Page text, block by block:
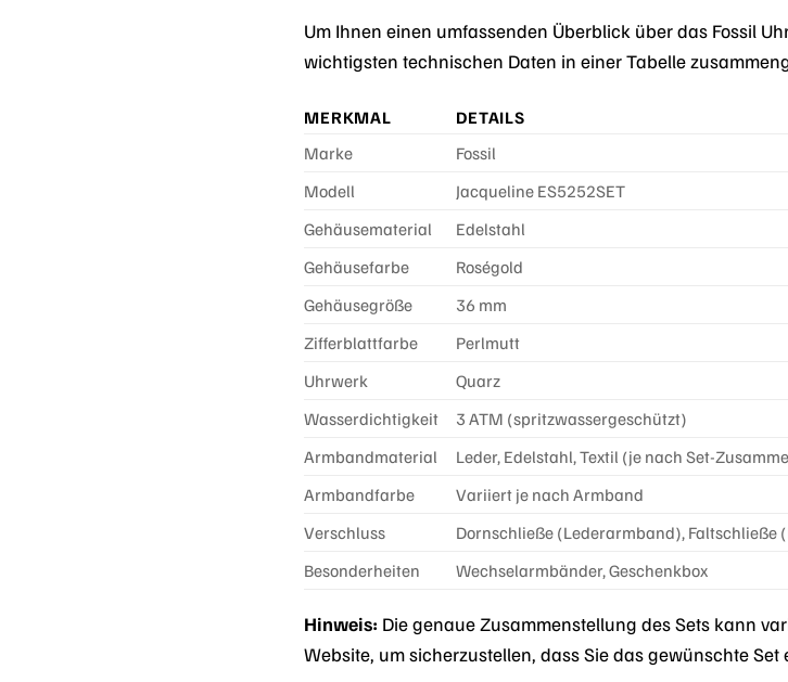
Um Ihnen einen umfassenden Überblick über das Fossil
wichtigsten technischen Daten in einer Tabelle
MERKMAL
DETAILS
Marke
Fossil
Modell
Jacqueline ES5252SET
Gehäusematerial
Edelstahl
Gehäusefarbe
Roségold
Gehäusegröße
36 mm
Zifferblattfarbe
Perlmutt
Uhrwerk
Quarz
Wasserdichtigkeit
3 ATM (spritzwassergeschützt)
Armbandmaterial
Leder, Edelstahl, Textil (je nach Set-
Armbandfarbe
Variiert je nach Armband
Verschluss
Dornschließe (Lederarmband), Faltschließe
Besonderheiten
Wechselarmbänder, Geschenkbox
Hinweis: Die genaue Zusammenstellung des Sets kann
Website, um sicherzustellen, dass Sie das gewünschte Set